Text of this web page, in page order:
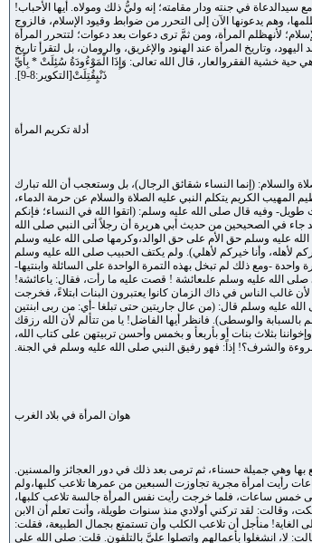
في جنته ودار مقامته؛ إنه وليُّ ذلك ومولاه. أيها الأحباب!
وهم يدعونها الآن إلى التحرر من ضوابط وقيود الإسلام، فالزوج
لأنهظلم المرأة، ومن ثمَّ ترى دعوات بعد دعوات؛ لتتحرر المرأة
وتاريخ المرأة عند الهنود والإغريق، والرومان، بل لتقرأ تاريخ
حية خشية الفقروالعار، قال الله تعالى: وَإِذَا الْمَوْءُودَةُ سُئِلَتْ * بِأَيِّ
ذَنْبٍقُتِلَتْ[التكوير:8-9].
أدلة تكريم المرأة
والسلام: (إنما النساء شقائق الرجال)، بل وستعجب أن الله تبارك
الكريم يتكلم النبي عليه الصلاة والسلام عن حرمة الدماء،
وفيه قال صلى الله عليه وسلم: (اتقوا الله في النساء؛ فإنكم
جاء في الصحيحين من حديث أبي هريرة أن رجلاً أتى النبي صلى الله
عليه وسلم حق الأم على حق الوالد،وكرمها صلى الله عليه وسلم
لأهله، وأنا خيركم لأهلي). ولم يكتف الحبيب صلى الله عليه وسلم
-ومع ذلك لم تبخل بهذه التمرة الواحدة على السائلة وابنتيها-
صلى الله عليه وسلم علىعائشة ! قصت عليه ما رأت، فقال: ياعائشة!
غالب الناس في ذاك الزمان كانوا يعتبرون البنات ابتلاءً، فخرجت
عليه وسلم قال: (من عال جاريتين حتى تبلغا -أي: من ربى ابنتين
والوسطى). فانظر أيها الفاضل! يا من تتألم لأن الله رزقك
بثلاث بنات أو بأربعأ و بخمس وأحسن تربيتهن على كتاب الله،
والشرف؟! إذاً: فهو رفيق النبي صلى الله عليه وسلم في الجنة.
هوان المرأة في بلاد الغرب
وهي جميلة حسناء، ثم ترمى بعد ذلك في دور العجائز والمسنين.
رأيت امرأة مجرية تجاوزت السبعين من عمرها تلاعب كلبها،ولم
خمس ساعات، فلما خرجت رأيت نفس المرأة جالسة تلاعب كلبها،
وقالت: لقد تركني أولادي منذ سنوات طويلة، وأنت تعلم أن الابن
منأجل أن تلاعب الكلب وأن تستمتع بجمال الطبيعة، فقلت:
لا، انشغلوا بأعمالهم واتصلوا عليَّ بالتلفون. قلت: صلى الله على